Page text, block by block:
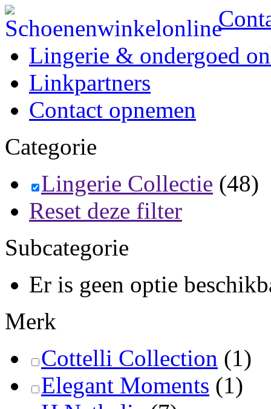
Lingerie & ondergoed
Linkpartners
Contact opnemen
Categorie
Lingerie Collectie (48)
Reset deze filter
Subcategorie
Er is geen optie
Merk
Cottelli Collection (1)
Elegant Moments (1)